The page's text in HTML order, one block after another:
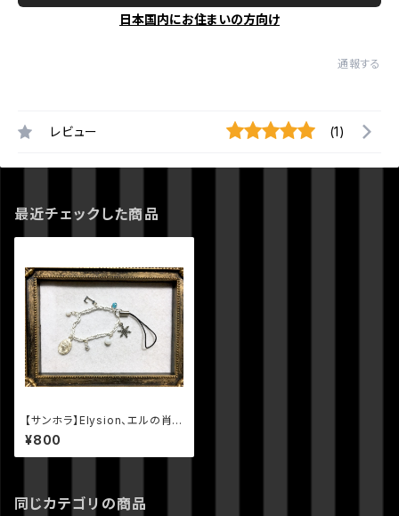
日本国内にお住まいの方向け
通報する
レビュー (1)
最近チェックした商品
【サンホラ】Elysion、エルの肖
像。イメージストラップ
¥800
同じカテゴリの商品